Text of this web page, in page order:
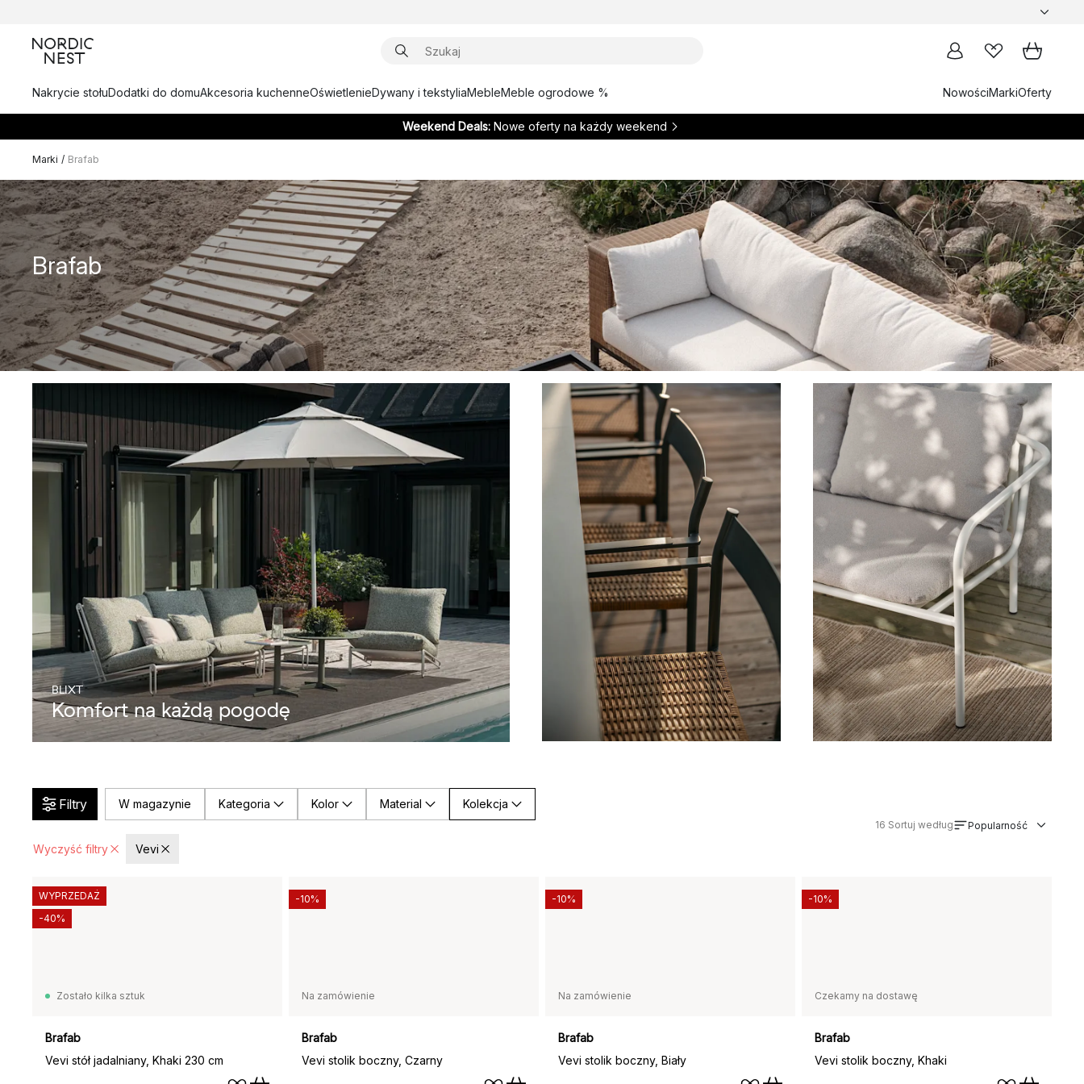
Nakrycie stołuDodatki do domuAkcesoria kuchenneOświetlenieDywany i tekstyliaMebleMeble ogrodowe % NowościMarkiOferty
Weekend Deals: Nowe oferty na każdy weekend
Marki / Brafab
Brafab
BLIXT
Komfort na każdą pogodę
Filtry W magazynie Kategoria Kolor Material Kolekcja
Wyczyść filtry Vevi
16 Sortuj według Popularność
Zostało kilka sztuk
Brafab
Vevi stół jadalniany, Khaki 230 cm
WYPRZEDAŻ
-40%
Na zamówienie
Brafab
Vevi stolik boczny, Czarny
-10%
Na zamówienie
Brafab
Vevi stolik boczny, Biały
-10%
Czekamy na dostawę
Brafab
Vevi stolik boczny, Khaki
-10%